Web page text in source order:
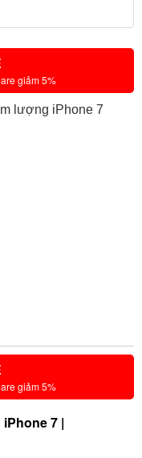
giảm 5%
lượng iPhone 7
giảm 5%
7 |